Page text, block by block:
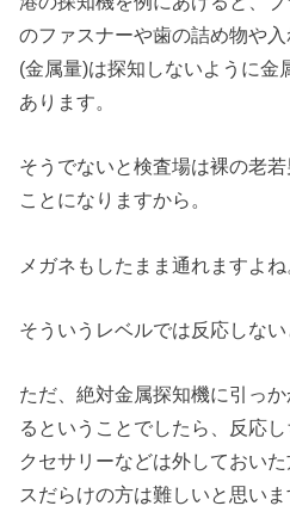
のファスナーや歯の詰め物や
(金属量)は探知しないように金
あります。
そうでないと検査場は裸の老
ことになりますから。
メガネもしたまま通れますよね
そういうレベルでは反応しない
ただ、絶対金属探知機に引っ
るということでしたら、反応
クセサリーなどは外しておい
スだらけの方は難しいと思いま